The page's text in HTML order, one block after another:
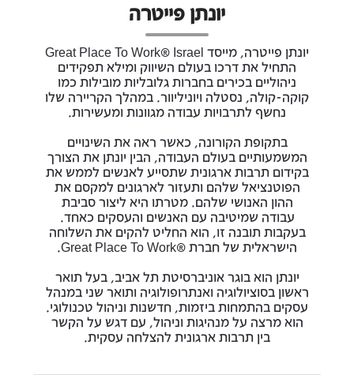
יונתן פייטרה
יונתן פייטרה, מייסד Great Place To Work® Israel
התחיל את דרכו בעולם השיווק ומילא תפקידים
ניהוליים בכירים בחברות גלובליות מובילות כמו
קוקה-קולה, נסטלה ויוניליוור. במהלך הקריירה שלו
נחשף לתרבויות עבודה מגוונות ומעשירות.
בתקופת הקורונה, כאשר ראה את השינויים
המשמעותיים בעולם העבודה, הבין יונתן את הצורך
בקידום תרבות ארגונית שתסייע לאנשים לממש את
הפוטנציאל שלהם ותעזור לארגונים למקסם את
ההון האנושי שלהם. מטרתו היא ליצור סביבת
עבודה שמיטיבה עם האנשים והעסקים כאחד.
בעקבות תובנה זו, הוא החליט להקים את השלוחה
הישראלית של חברת ®Great Place To Work.
יונתן הוא בוגר אוניברסיטת תל אביב, בעל תואר
ראשון בסוציולוגיה ואנתרופולוגיה ותואר שני במנהל
עסקים בהתמחות ביזמות, חדשנות וניהול טכנולוגי.
הוא מרצה על מנהיגות וניהול, עם דגש על הקשר
בין תרבות ארגונית להצלחה עסקית.